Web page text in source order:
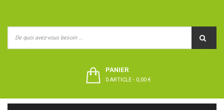
PANIER
0 ARTICLE - 0,00 €